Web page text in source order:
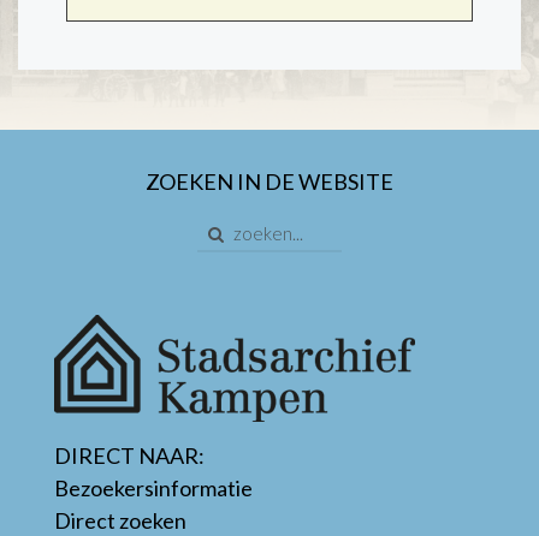
ZOEKEN IN DE WEBSITE
DIRECT NAAR:
Bezoekersinformatie
Direct zoeken